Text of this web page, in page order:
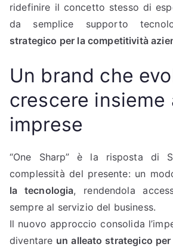
ridefinire il concetto stesso di
da semplice supporto
strategico per la competitività
Un brand che
crescere insieme
imprese
“One Sharp” è la risposta di
complessità del presente: un
la tecnologia, rendendola
sempre al servizio del business.
Il nuovo approccio consolida
diventare un alleato strategico